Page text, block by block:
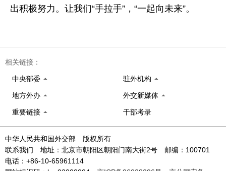
出积极努力。让我们“手拉手”，“一起向未来”。
相关链接：
中央部委 驻外机构
地方外办 外交新媒体
重要链接 干部考录
中华人民共和国外交部 版权所有
联系我们 地址：北京市朝阳区朝阳门南大街2号 邮编：100701
电话：+86-10-65961114